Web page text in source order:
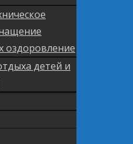
оздоровление
детей и